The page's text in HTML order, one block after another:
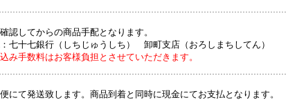
認してからの商品手配となります。
七十七銀行（しちじゅうしち） 卸町支店（おろしまちしてん）
み手数料はお客様負担とさせていただきます。
にて発送致します。商品到着と同時に現金にてお支払となります。